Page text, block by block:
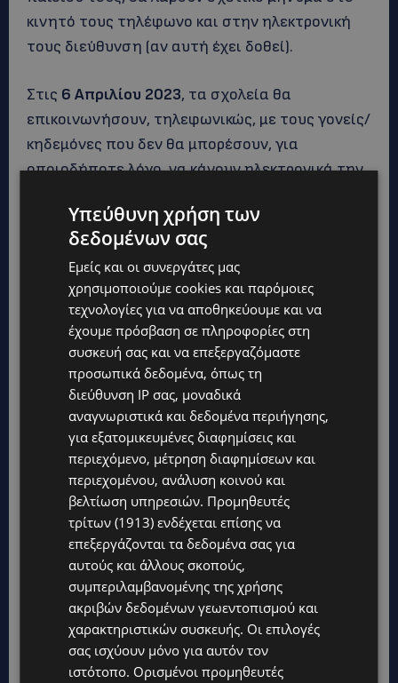
κινητό τους τηλέφωνο και στην ηλεκτρονική
τους διεύθυνση (αν αυτή έχει δοθεί).
Στις 6 Απριλίου 2023, τα σχολεία θα
επικοινωνήσουν, τηλεφωνικώς, με τους γονείς/
κηδεμόνες που δεν θα μπορέσουν, για
οποιοδήποτε λόγο, να κάνουν ηλεκτρονικά την
ώστε, αφού εξασφαλίσουν τη συγκατάθεσή
τους, να προβούν τα ίδια τα σχολεία στην
επιβεβαίωση της εγγραφής των
συγκεκριμένων μαθητών/μαθητριών.
Υπεύθυνη χρήση των
δεδομένων σας
Εμείς και οι συνεργάτες μας
χρησιμοποιούμε cookies και παρόμοιες
τεχνολογίες για να αποθηκεύουμε και να
έχουμε πρόσβαση σε πληροφορίες στη
συσκευή σας και να επεξεργαζόμαστε
προσωπικά δεδομένα, όπως τη
διεύθυνση IP σας, μοναδικά
αναγνωριστικά και δεδομένα περιήγησης,
για εξατομικευμένες διαφημίσεις και
περιεχόμενο, μέτρηση διαφημίσεων και
περιεχομένου, ανάλυση κοινού και
βελτίωση υπηρεσιών. Προμηθευτές
τρίτων (1913) ενδέχεται επίσης να
επεξεργάζονται τα δεδομένα σας για
αυτούς και άλλους σκοπούς,
συμπεριλαμβανομένης της χρήσης
ακριβών δεδομένων γεωεντοπισμού και
χαρακτηριστικών συσκευής. Οι επιλογές
σας ισχύουν μόνο για αυτόν τον
ιστότοπο. Ορισμένοι προμηθευτές